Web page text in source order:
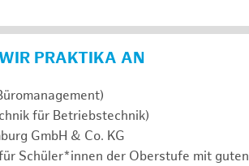
PRAKTIKA AN
für Betriebstechnik)
GmbH & Co. KG
Schüler*innen der Oberstufe mit